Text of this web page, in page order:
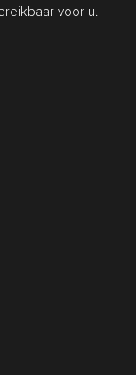
voor u.